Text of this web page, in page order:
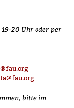
19-20 Uhr oder per
bitte im